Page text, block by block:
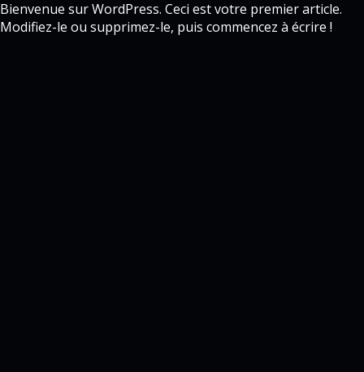
Bienvenue sur WordPress. Ceci est votre premier article.
Modifiez-le ou supprimez-le, puis commencez à écrire !